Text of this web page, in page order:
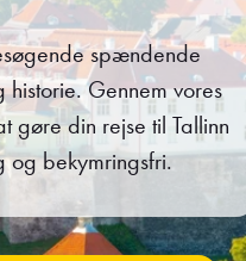
spændende
Gennem vores
gøre din rejse til Tallinn
bekymringsfri.